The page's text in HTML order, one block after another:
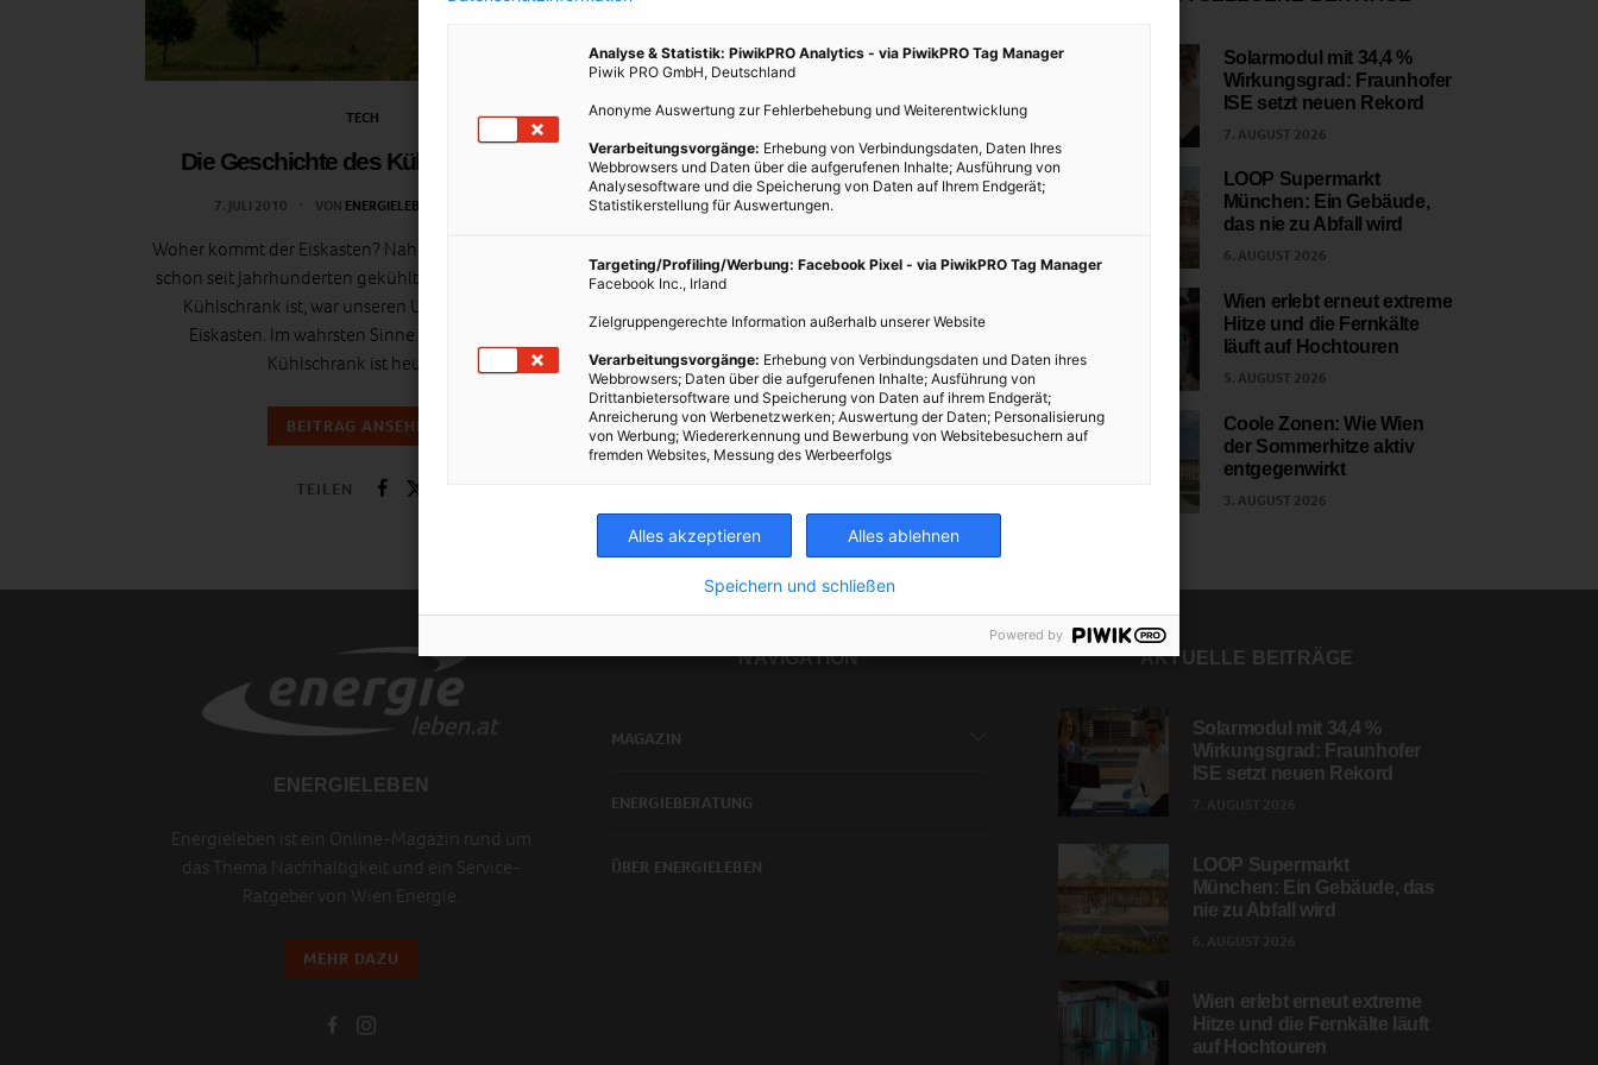
TECH
Die Geschichte des Kühlschrankes
7. JULI 2010 VON ENERGIELEBEN REDAKTION
Woher kommt der Eiskasten? Nahrungsmittel werden
schon seit Jahrhunderten gekühlt. Was uns heute der
Kühlschrank ist, war unseren Urgroßeltern der
Eiskasten. Im wahrsten Sinne des Wortes. Ein
Kühlschrank ist heute…
BEITRAG ANSEHEN
TEILEN
Solarmodul mit 34,4 %
Wirkungsgrad: Fraunhofer
ISE setzt neuen Rekord
7. AUGUST 2026
LOOP Supermarkt
München: Ein Gebäude,
das nie zu Abfall wird
6. AUGUST 2026
Wien erlebt erneut extreme
Hitze und die Fernkälte
läuft auf Hochtouren
5. AUGUST 2026
Coole Zonen: Wie Wien
der Sommerhitze aktiv
entgegenwirkt
3. AUGUST 2026
ENERGIELEBEN
Energieleben ist ein Online-Magazin rund um
das Thema Nachhaltigkeit und ein Service-
Ratgeber von Wien Energie.
MEHR DAZU
NAVIGATION
MAGAZIN
ENERGIEBERATUNG
ÜBER ENERGIELEBEN
AKTUELLE BEITRÄGE
Solarmodul mit 34,4 %
Wirkungsgrad: Fraunhofer
ISE setzt neuen Rekord
LOOP Supermarkt
München: Ein Gebäude, das
nie zu Abfall wird
Wien erlebt erneut extreme
Hitze und die Fernkälte läuft
auf Hochtouren
Analyse & Statistik: PiwikPRO Analytics - via PiwikPRO Tag Manager
Piwik PRO GmbH, Deutschland
Anonyme Auswertung zur Fehlerbehebung und Weiterentwicklung
Verarbeitungsvorgänge: Erhebung von Verbindungsdaten, Daten Ihres
Webbrowsers und Daten über die aufgerufenen Inhalte; Ausführung von
Analysesoftware und die Speicherung von Daten auf Ihrem Endgerät;
Statistikerstellung für Auswertungen.
Targeting/Profiling/Werbung: Facebook Pixel - via PiwikPRO Tag Manager
Facebook Inc., Irland
Zielgruppengerechte Information außerhalb unserer Website
Verarbeitungsvorgänge: Erhebung von Verbindungsdaten und Daten ihres
Webbrowsers; Daten über die aufgerufenen Inhalte; Ausführung von
Drittanbietersoftware und Speicherung von Daten auf ihrem Endgerät;
Anreicherung von Werbenetzwerken; Auswertung der Daten; Personalisierung
von Werbung; Wiedererkennung und Bewerbung von Websitebesuchern auf
fremden Websites, Messung des Werbeerfolgs
Alles akzeptieren Alles ablehnen
Speichern und schließen
Powered by